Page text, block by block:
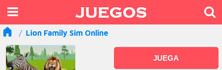
Lion Family Sim Online
JUEGA